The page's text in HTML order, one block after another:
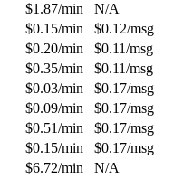
$1.87/min
N/A
$0.15/min $0.12/msg
$0.20/min $0.11/msg
$0.35/min $0.11/msg
$0.03/min $0.17/msg
$0.09/min $0.17/msg
$0.51/min $0.17/msg
$0.15/min $0.17/msg
$6.72/min
N/A